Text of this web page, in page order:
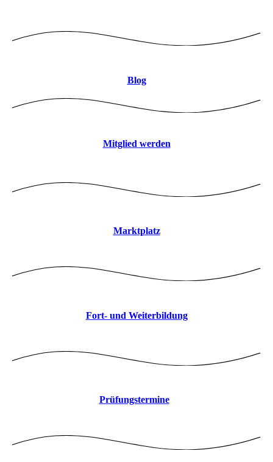
Blog
Mitglied werden
Marktplatz
Fort- und Weiterbildung
Prüfungstermine